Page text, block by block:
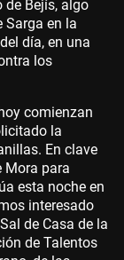
de Bejís, algo
Sarga en la
día, en una
los
comienzan
la
En clave
Mora para
esta noche en
interesado
de Casa de la
de Talentos